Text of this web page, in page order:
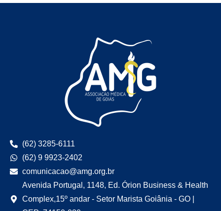
(62) 3285-6111
(62) 9 9923-2402
comunicacao@amg.org.br
Avenida Portugal, 1148, Ed. Órion Business & Health
Complex,15º andar - Setor Marista Goiânia - GO |